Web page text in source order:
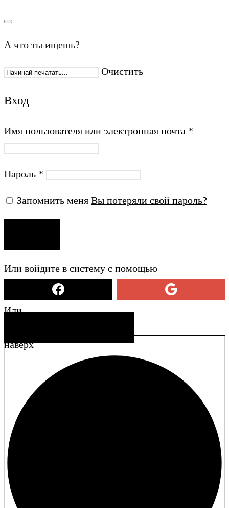
А что ты ищешь?
Очистить
Вход
Имя пользователя или электронная почта *
Пароль *
Запомнить меня Вы потеряли свой пароль?
Или войдите в систему с помощью
Или
наверх